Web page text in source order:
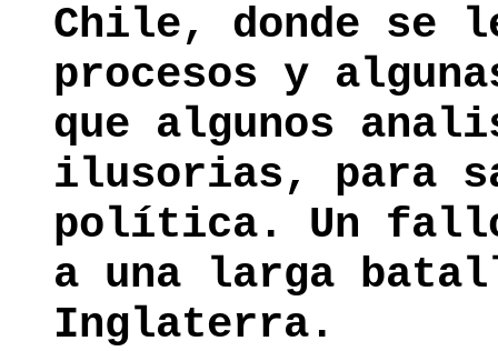
Chile, donde se
procesos y
que algunos
ilusorias, para
política. Un
a una larga
Inglaterra.